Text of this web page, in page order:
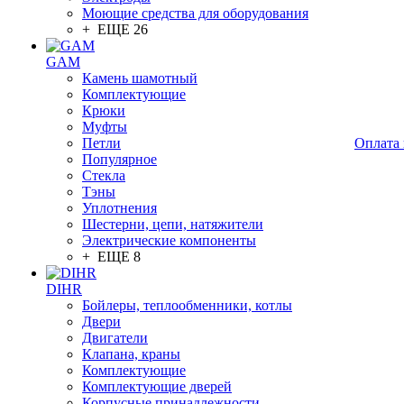
Моющие средства для оборудования
+ ЕЩЕ 26
GAM
Камень шамотный
Комплектующие
Крюки
Муфты
Петли
Популярное
Стекла
Тэны
Уплотнения
Шестерни, цепи, натяжители
Электрические компоненты
+ ЕЩЕ 8
DIHR
Бойлеры, теплообменники, котлы
Двери
Двигатели
Клапана, краны
Комплектующие
Комплектующие дверей
Оплата